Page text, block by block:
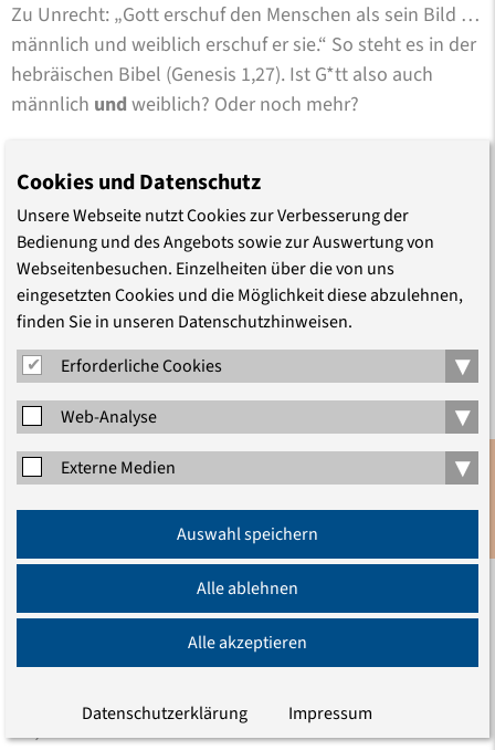
Zu Unrecht: „Gott erschuf den Menschen als sein Bild …
männlich und weiblich erschuf er sie.“ So steht es in der
hebräischen Bibel (Genesis 1,27). Ist G*tt also auch
männlich und weiblich? Oder noch mehr?
stellen. Holger Schmidtke, ordinierter Theologe,
Religionspädagoge und langjähriger Leiter mehrerer
Europäischer Bibeldialoge, lässt uns nach einem kurzen
Impuls zum Thema miteinander ins Gespräch kommen.
Die Teilnahme an den Online-Dialogen ist kostenlos, wir
bitten aber um verbindliche Anmeldung.
Bei Fragen wenden Sie sich bitte anhahn@eaberlin.de.
Der Abend zum Thema „G*tt. Männlich/weiblich/divers
- Göttliche Vielfalt in der hebräischen Bibel
Der nächste Abend zum Thema „Karneval – Ein Spiel mit
der Identität " findet am 14. Februar 2022 statt.
Die Online-Dialoge zu aktuellen Glaubensfragen sind eine
Zusammenarbeit der Europäischen Bibeldialoge mit dem
Evangelischen Forum Berlin/Brandenburg
(Landesverband der Evangelischen Akademikerschaft
e.V.).
Anmeldung
Cookies und Datenschutz
Unsere Webseite nutzt Cookies zur Verbesserung der
Bedienung und des Angebots sowie zur Auswertung von
Webseitenbesuchen. Einzelheiten über die von uns
eingesetzten Cookies und die Möglichkeit diese abzulehnen,
finden Sie in unseren Datenschutzhinweisen.
Erforderliche Cookies
▾
Web-Analyse ▾
Externe Medien ▾
Auswahl speichern
Alle ablehnen
Alle akzeptieren
Datenschutzerklärung Impressum